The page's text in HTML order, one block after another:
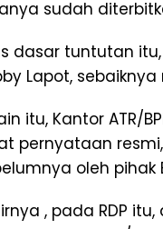
sudah
dasar tuntutan itu,
Lapot,
itu, Kantor ATR/
pernyataan
oleh pihak
, pada RDP